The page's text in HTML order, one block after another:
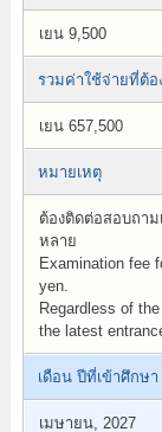
เยน 9,500
รวมค่าใช้จ่ายที่ต้อ
เยน 657,500
หมายเหตุ
ต้องติดต่อสอบถา
หลาย
Examination fee
yen.
Regardless of
the latest
เดือน ปีที่เข้าศึกษา
เมษายน, 2027